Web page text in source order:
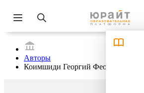
Авторы
Коимшиди Георгий Феофилактович